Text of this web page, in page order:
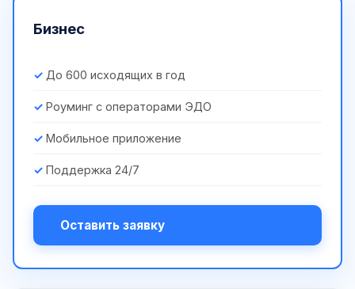
Бизнес
До 600 исходящих в год
Роуминг с операторами ЭДО
Мобильное приложение
Поддержка 24/7
Оставить заявку